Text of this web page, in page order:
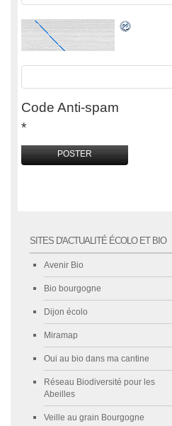
Code Anti-spam
*
SITES D'ACTUALITÉ ÉCOLO ET BIO
Avenir Bio
Bio bourgogne
Dijon écolo
Miramap
Oui au bio dans ma cantine
Réseau Biodiversité pour les
Abeilles
Veille au grain Bourgogne